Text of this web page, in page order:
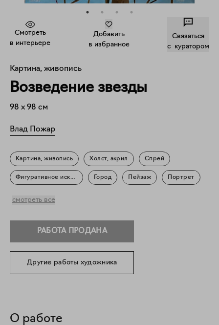
Смотреть
в интерьере
Добавить
в избранное
Связаться
c куратором
Картина, живопись
Возведение звезды
98 x 98 см
Влад Пожар
Картина, живопись Холст, акрил Спрей
Фигуративное искусство Город Пейзаж Портрет
смотреть все
РАБОТА ПРОДАНА
Другие работы художника
О работе